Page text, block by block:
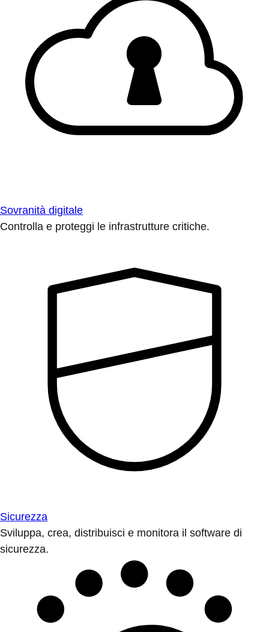
Sovranità digitale
Controlla e proteggi le infrastrutture critiche.
Sicurezza
Sviluppa, crea, distribuisci e monitora il software di
sicurezza.